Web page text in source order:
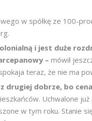
w spółkę ze 100-
i jest duże
– mówił
teraz, że nie ma
drugiej dobrze, bo
Uchwalone
w tym roku. Stanie